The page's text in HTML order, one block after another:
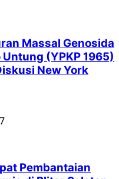
Massal Genosida
(YPKP 1965)
New York
Pembantaian